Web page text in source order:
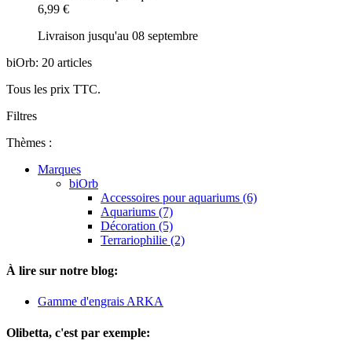
6,99 €
Livraison jusqu'au 08 septembre
biOrb: 20 articles
Tous les prix TTC.
Filtres
Thèmes :
Marques
biOrb
Accessoires pour aquariums (6)
Aquariums (7)
Décoration (5)
Terrariophilie (2)
À lire sur notre blog:
Gamme d'engrais ARKA
Olibetta, c'est par exemple: